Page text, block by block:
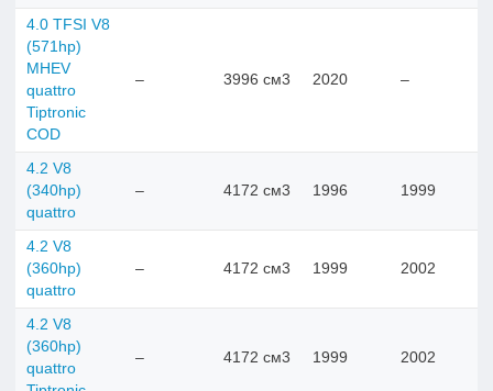
4.0 TFSI V8
(571hp)
MHEV
quattro
Tiptronic
COD
– 3996 см3 2020 –
4.2 V8
(340hp)
quattro
– 4172 см3 1996 1999
4.2 V8
(360hp)
quattro
– 4172 см3 1999 2002
4.2 V8
(360hp)
quattro
– 4172 см3 1999 2002